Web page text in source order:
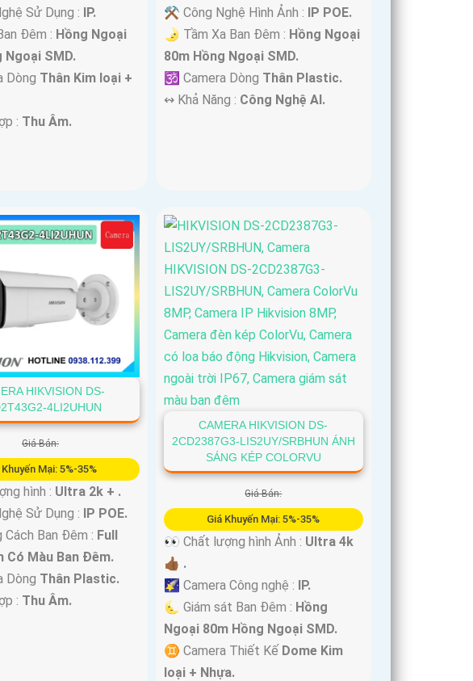
Sử Dụng : IP.
Đêm : Hồng Ngoại
Ngoại SMD.
Dòng Thân Kim loại +
: Thu Âm.
⚒ Công Nghệ Hình Ảnh : IP POE.
🌛 Tầm Xa Ban Đêm : Hồng Ngoại
80m Hồng Ngoại SMD.
🕉️ Camera Dòng Thân Plastic.
️↭ Khả Năng : Công Nghệ AI.
HIKVISION DS-
4LI2UHUN
Giá Bán:
Khuyến Mại: 5%-35%
hình : Ultra 2k + .
Sử Dụng : IP POE.
Cách Ban Đêm : Full
Có Màu Ban Ðêm.
Dòng Thân Plastic.
: Thu Âm.
CAMERA HIKVISION DS-
2CD2387G3-LIS2UY/SRBHUN ÁNH
SÁNG KÉP COLORVU
Giá Bán:
Giá Khuyến Mại: 5%-35%
️
👀 Chất lượng hình Ảnh : Ultra 4k
👍🏾 .
🌠 Camera Công nghệ : IP.
🌜 Giám sát Ban Đêm : Hồng
Ngoại 80m Hồng Ngoại SMD.
♊ Camera Thiết Kế Dome Kim
loại + Nhựa.